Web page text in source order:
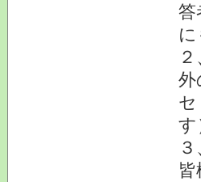
答
外
セ
す